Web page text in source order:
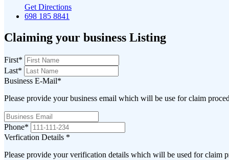
Get Directions
698 185 8841
Claiming your business Listing
First*
Last*
Business E-Mail*
Please provide your business email which will be use for claim
Phone*
Verfication Details *
Please provide your verification details which will be used for claim